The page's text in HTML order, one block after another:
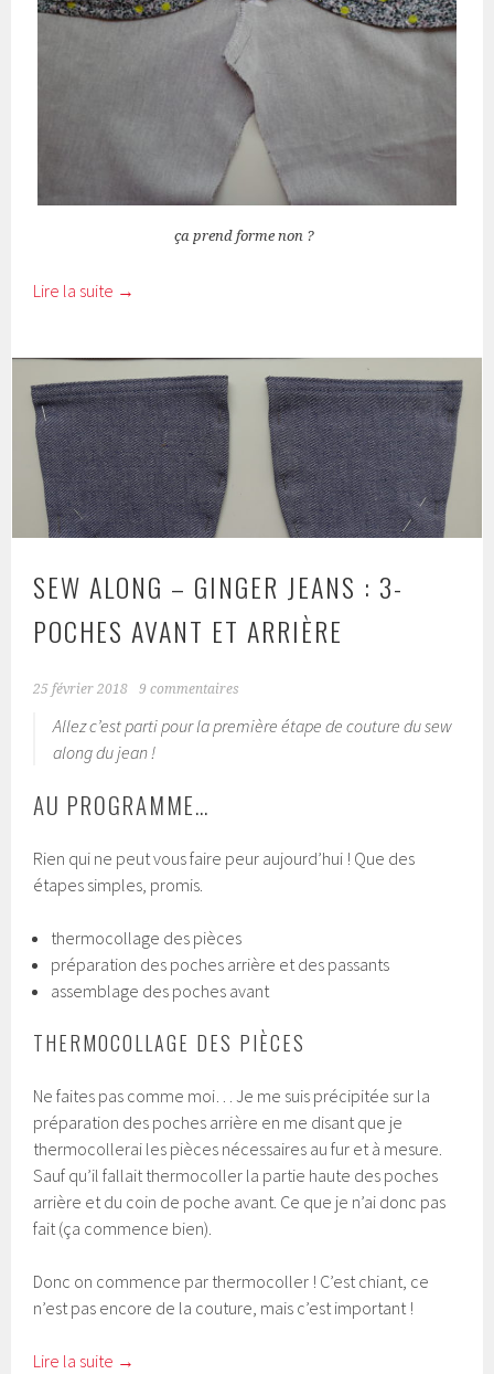
ça prend forme non ?
Lire la suite →
SEW ALONG – GINGER JEANS : 3-
POCHES AVANT ET ARRIÈRE
25 février 2018 9 commentaires
Allez c’est parti pour la première étape de couture du sew
along du jean !
AU PROGRAMME…
Rien qui ne peut vous faire peur aujourd’hui ! Que des
étapes simples, promis.
thermocollage des pièces
préparation des poches arrière et des passants
assemblage des poches avant
THERMOCOLLAGE DES PIÈCES
Ne faites pas comme moi… Je me suis précipitée sur la
préparation des poches arrière en me disant que je
thermocollerai les pièces nécessaires au fur et à mesure.
Sauf qu’il fallait thermocoller la partie haute des poches
arrière et du coin de poche avant. Ce que je n’ai donc pas
fait (ça commence bien).
Donc on commence par thermocoller ! C’est chiant, ce
n’est pas encore de la couture, mais c’est important !
Lire la suite →